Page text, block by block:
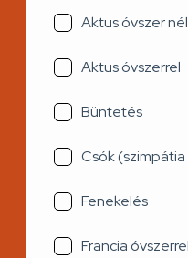
Aktus óvszer
Aktus óvszerrel
Büntetés
Csók
Fenekelés
Francia óvszerrel